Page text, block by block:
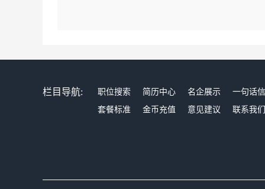
栏目导航: 职位搜索 简历中心 名企展示
一句话
套餐标准
金币充值 意见建议 联系我们